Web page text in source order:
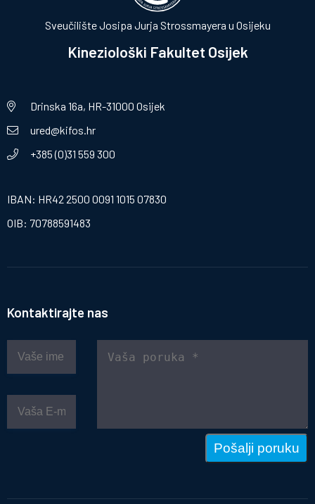
Sveučilište Josipa Jurja Strossmayera u Osijeku
Kineziološki Fakultet Osijek
Drinska 16a, HR-31000 Osijek
ured@kifos.hr
+385 (0)31 559 300
IBAN: HR42 2500 0091 1015 07830
OIB: 70788591483
Kontaktirajte nas
Pošalji poruku